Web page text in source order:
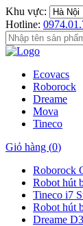
Khu vực:
Hotline:
Ecovacs
Roborock
Dreame
Mova
Tineco
Giỏ hàng (0)
Roborock
Robot hút
Tineco i7
Robot hút
Dreame